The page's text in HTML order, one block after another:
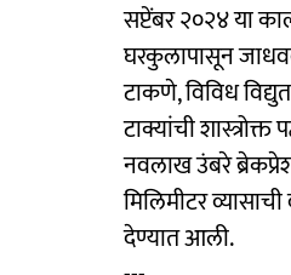
सप्टेंबर २०२४ या
घरकुलापासून
टाकणे, विविध
टाक्यांची
नवलाख उंबरे
मिलिमीटर
देण्यात आली.